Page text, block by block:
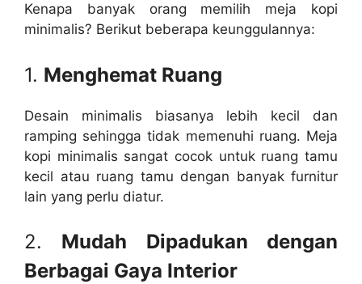
Kenapa banyak orang memilih meja kopi
minimalis? Berikut beberapa keunggulannya:
1. Menghemat Ruang
Desain minimalis biasanya lebih kecil dan
ramping sehingga tidak memenuhi ruang. Meja
kopi minimalis sangat cocok untuk ruang tamu
kecil atau ruang tamu dengan banyak furnitur
lain yang perlu diatur.
2. Mudah Dipadukan dengan
Berbagai Gaya Interior